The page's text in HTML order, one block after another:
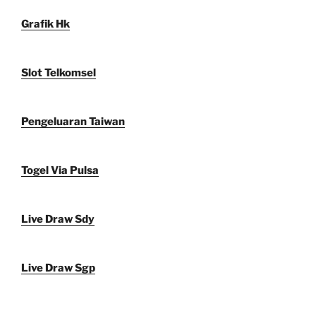
Grafik Hk
Slot Telkomsel
Pengeluaran Taiwan
Togel Via Pulsa
Live Draw Sdy
Live Draw Sgp